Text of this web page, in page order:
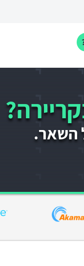
השאר.